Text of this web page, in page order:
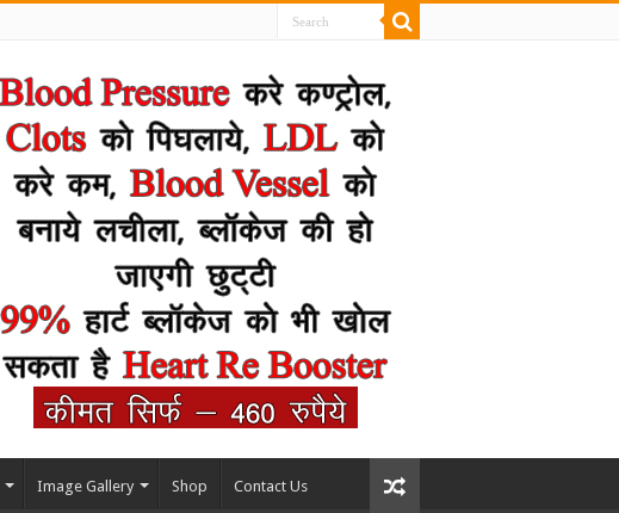
Image Gallery Shop Contact Us